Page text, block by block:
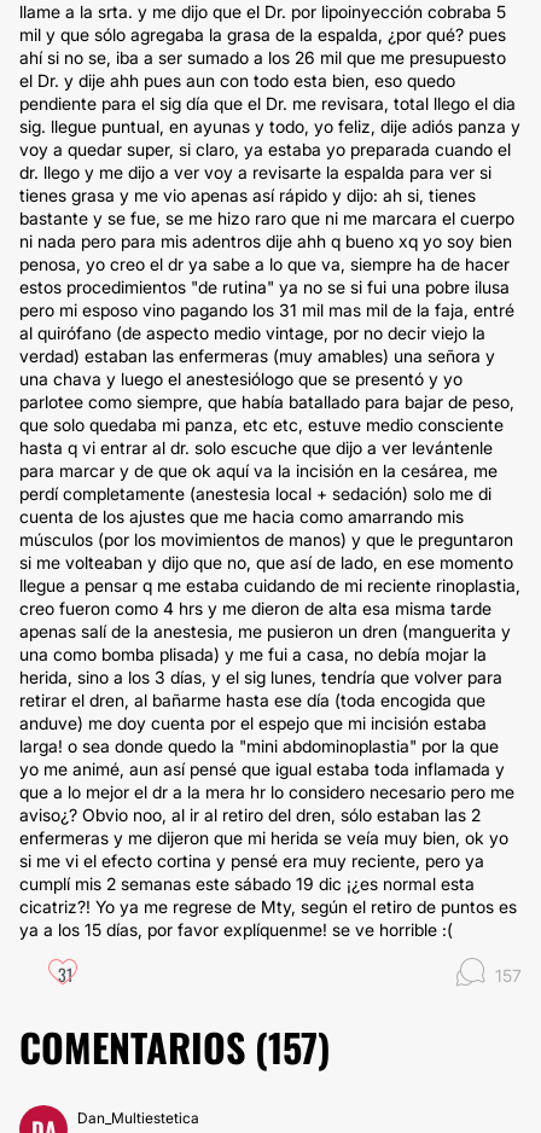
llame a la srta. y me dijo que el Dr. por lipoinyección cobraba 5
mil y que sólo agregaba la grasa de la espalda, ¿por qué? pues
ahí si no se, iba a ser sumado a los 26 mil que me presupuesto
el Dr. y dije ahh pues aun con todo esta bien, eso quedo
pendiente para el sig día que el Dr. me revisara, total llego el dia
sig. llegue puntual, en ayunas y todo, yo feliz, dije adiós panza y
voy a quedar super, si claro, ya estaba yo preparada cuando el
dr. llego y me dijo a ver voy a revisarte la espalda para ver si
tienes grasa y me vio apenas así rápido y dijo: ah si, tienes
bastante y se fue, se me hizo raro que ni me marcara el cuerpo
ni nada pero para mis adentros dije ahh q bueno xq yo soy bien
penosa, yo creo el dr ya sabe a lo que va, siempre ha de hacer
estos procedimientos "de rutina" ya no se si fui una pobre ilusa
pero mi esposo vino pagando los 31 mil mas mil de la faja, entré
al quirófano (de aspecto medio vintage, por no decir viejo la
verdad) estaban las enfermeras (muy amables) una señora y
una chava y luego el anestesiólogo que se presentó y yo
parlotee como siempre, que había batallado para bajar de peso,
que solo quedaba mi panza, etc etc, estuve medio consciente
hasta q vi entrar al dr. solo escuche que dijo a ver levántenle
para marcar y de que ok aquí va la incisión en la cesárea, me
perdí completamente (anestesia local + sedación) solo me di
cuenta de los ajustes que me hacia como amarrando mis
músculos (por los movimientos de manos) y que le preguntaron
si me volteaban y dijo que no, que así de lado, en ese momento
llegue a pensar q me estaba cuidando de mi reciente rinoplastia,
creo fueron como 4 hrs y me dieron de alta esa misma tarde
apenas salí de la anestesia, me pusieron un dren (manguerita y
una como bomba plisada) y me fui a casa, no debía mojar la
herida, sino a los 3 días, y el sig lunes, tendría que volver para
retirar el dren, al bañarme hasta ese día (toda encogida que
anduve) me doy cuenta por el espejo que mi incisión estaba
larga! o sea donde quedo la "mini abdominoplastia" por la que
yo me animé, aun así pensé que igual estaba toda inflamada y
que a lo mejor el dr a la mera hr lo considero necesario pero me
aviso¿? Obvio noo, al ir al retiro del dren, sólo estaban las 2
enfermeras y me dijeron que mi herida se veía muy bien, ok yo
si me vi el efecto cortina y pensé era muy reciente, pero ya
cumplí mis 2 semanas este sábado 19 dic ¡¿es normal esta
cicatriz?! Yo ya me regrese de Mty, según el retiro de puntos es
ya a los 15 días, por favor explíquenme! se ve horrible :(
31 157
COMENTARIOS (157)
Dan_Multiestetica